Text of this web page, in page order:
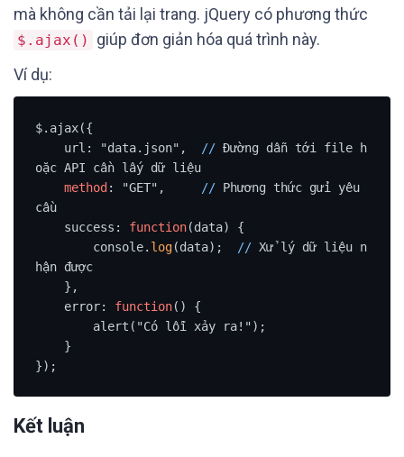
mà không cần tải lại trang. jQuery có phương thức
$.ajax()
giúp đơn giản hóa quá trình này.
Ví dụ:
$.ajax({
    url: "data.json",
// Đường dẫn tới file h
oặc API cần lấy dữ liệu
method: "GET", // Phương thức gửi yêu
cầu
    success:
function(data) {
        console.
log(data); // Xử lý dữ liệu n
hận được
    error:
function() {
Kết luận